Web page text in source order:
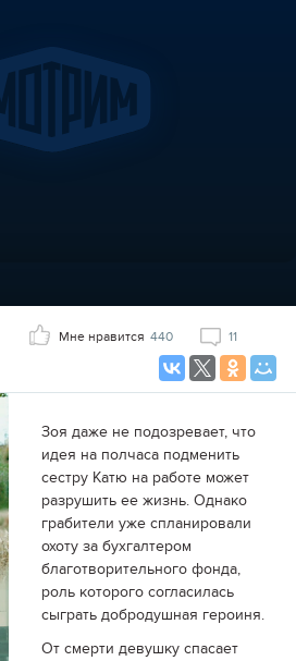
Мне нравится 440 11
Зоя даже не подозревает, что
идея на полчаса подменить
сестру Катю на работе может
разрушить ее жизнь. Однако
грабители уже спланировали
охоту за бухгалтером
благотворительного фонда,
роль которого согласилась
сыграть добродушная героиня.
От смерти девушку спасает